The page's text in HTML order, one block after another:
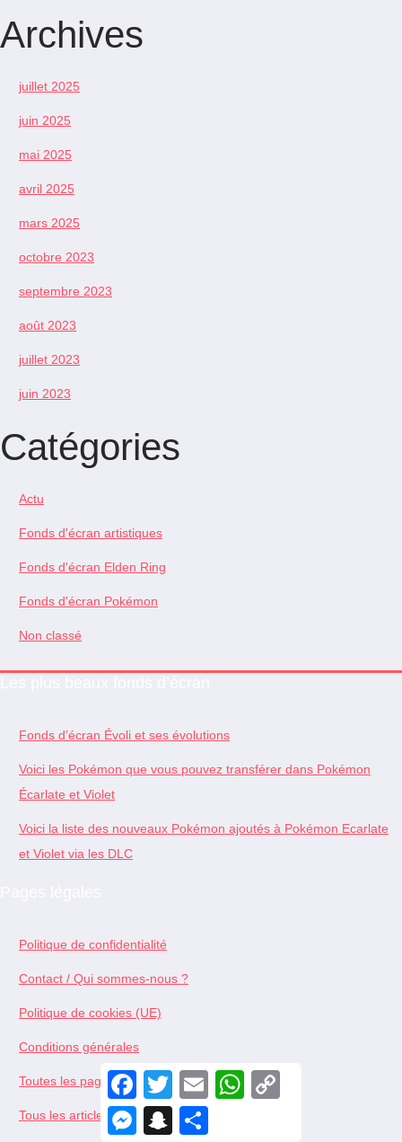
Archives
juillet 2025
juin 2025
mai 2025
avril 2025
mars 2025
octobre 2023
septembre 2023
août 2023
juillet 2023
juin 2023
Catégories
Actu
Fonds d'écran artistiques
Fonds d'écran Elden Ring
Fonds d'écran Pokémon
Non classé
Fonds d’écran Évoli et ses évolutions
Voici les Pokémon que vous pouvez transférer dans Pokémon
Écarlate et Violet
Voici la liste des nouveaux Pokémon ajoutés à Pokémon Ecarlate
et Violet via les DLC
Politique de confidentialité
Contact / Qui sommes-nous ?
Politique de cookies (UE)
Conditions générales
Toutes les pages
Tous les articles
F
T
E
W
M
S